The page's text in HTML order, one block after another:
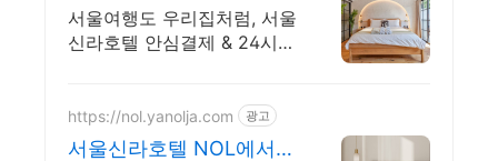
비 서울 감성 스테이
서울여행도 우리집처럼, 서울
신라호텔 안심결제 & 24시간
까지, 에어비앤비에서 만나보
세요.
https://nol.yanolja.com 광고
서울신라호텔 NOL에서